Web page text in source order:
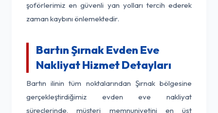
şoförlerimiz en güvenli yan yolları tercih ederek
zaman kaybını önlemektedir.
Bartın Şırnak Evden Eve
Nakliyat Hizmet Detayları
Bartın ilinin tüm noktalarından Şırnak bölgesine
gerçekleştirdiğimiz evden eve nakliyat
süreçlerinde, müşteri memnuniyetini en üst